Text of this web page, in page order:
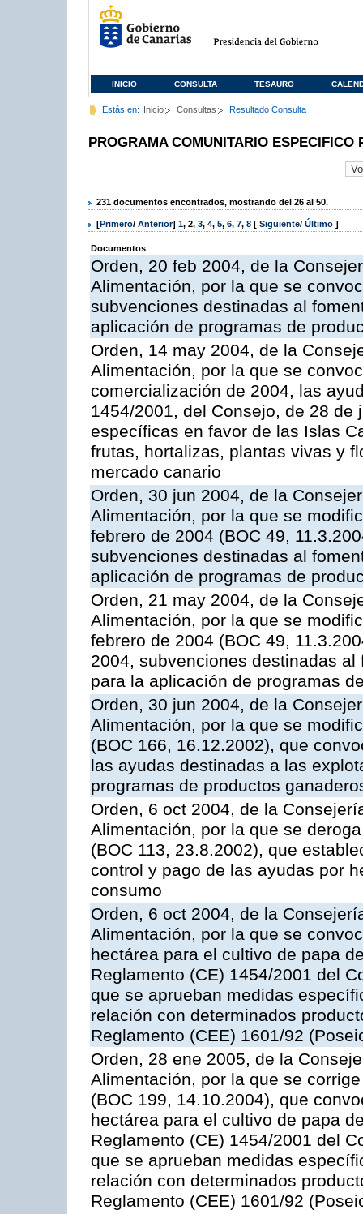
INICIO CONSULTA TESAURO
Estás en: Inicio Consultas Resultado Consulta
PROGRAMA COMUNITARIO ESPECIFICO
231 documentos encontrados, mostrando del 26 al 50.
[Primero/ Anterior] 1, 2, 3, 4, 5, 6, 7, 8 [ Siguiente/ Último ]
Documentos
Orden, 20 feb 2004, de la
Alimentación, por la que se
subvenciones destinadas al
aplicación de programas de
Orden, 14 may 2004, de la
Alimentación, por la que se
comercialización de 2004, las
1454/2001, del Consejo, de 28 de
específicas en favor de las Islas
frutas, hortalizas, plantas vivas y
mercado canario
Orden, 30 jun 2004, de la
Alimentación, por la que se
febrero de 2004 (BOC 49,
subvenciones destinadas al
aplicación de programas de
Orden, 21 may 2004, de la
Alimentación, por la que se
febrero de 2004 (BOC 49,
2004, subvenciones destinadas
para la aplicación de programas
Orden, 30 jun 2004, de la
Alimentación, por la que se
(BOC 166, 16.12.2002), que
las ayudas destinadas a las
programas de productos
Orden, 6 oct 2004, de la
Alimentación, por la que se
(BOC 113, 23.8.2002), que
control y pago de las ayudas por
consumo
Orden, 6 oct 2004, de la
Alimentación, por la que se
hectárea para el cultivo de papa
Reglamento (CE) 1454/2001 del
que se aprueban medidas
relación con determinados
Reglamento (CEE) 1601/92
Orden, 28 ene 2005, de la
Alimentación, por la que se
(BOC 199, 14.10.2004), que
hectárea para el cultivo de papa
Reglamento (CE) 1454/2001 del
que se aprueban medidas
relación con determinados
Reglamento (CEE) 1601/92